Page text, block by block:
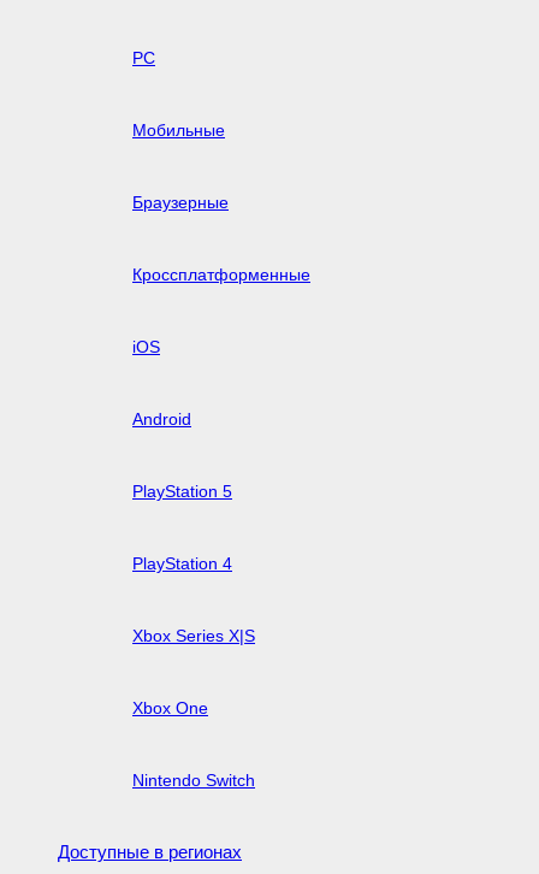
PC
Мобильные
Браузерные
Кроссплатформенные
iOS
Android
PlayStation 5
PlayStation 4
Xbox Series X|S
Xbox One
Nintendo Switch
Доступные в регионах